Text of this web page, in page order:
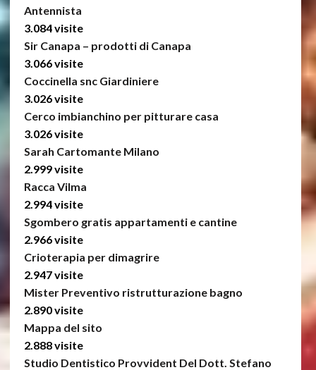
Antennista
3.084 visite
Sir Canapa – prodotti di Canapa
3.066 visite
Coccinella snc Giardiniere
3.026 visite
Cerco imbianchino per pitturare casa
3.026 visite
Sarah Cartomante Milano
2.999 visite
Racca Vilma
2.994 visite
Sgombero gratis appartamenti e cantine
2.966 visite
Crioterapia per dimagrire
2.947 visite
Mister Preventivo ristrutturazione bagno
2.890 visite
Mappa del sito
2.888 visite
Studio Dentistico Provvident Del Dott. Stefano